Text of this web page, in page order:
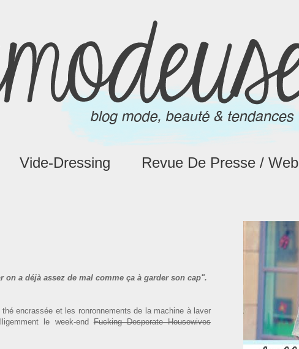
Vide-Dressing Revue De Presse / Web
a déjà assez de mal comme ça à garder son cap".
encrassée et les ronronnements de la machine à laver
le week-endFucking Desperate Housewives